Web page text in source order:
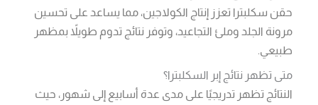
حقن سكلبترا تعزز إنتاج الكولاجين، مما يساعد على تحسين
مرونة الجلد وملئ التجاعيد، وتوفر نتائج تدوم طويلاً بمظهر
طبيعي.
متى تظهر نتائج إبر السكلبترا؟
النتائج تظهر تدريجيًا على مدى عدة أسابيع إلى شهور، حيث